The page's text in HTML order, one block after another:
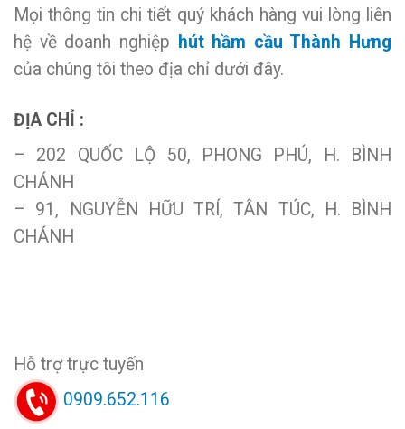
Mọi thông tin chi tiết quý khách hàng vui lòng liên
hệ về doanh nghiệp hút hầm cầu Thành Hưng
của chúng tôi theo địa chỉ dưới đây.
ĐỊA CHỈ :
– 202 QUỐC LỘ 50, PHONG PHÚ, H. BÌNH
CHÁNH
– 91, NGUYỄN HỮU TRÍ, TÂN TÚC, H. BÌNH
CHÁNH
Hỗ trợ trực tuyến
0909.652.116